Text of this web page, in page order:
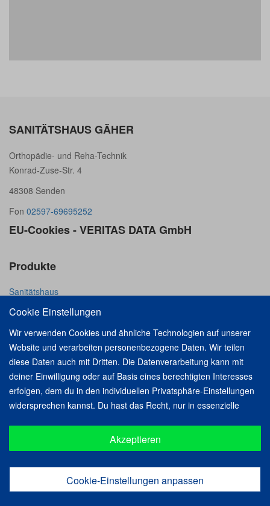
SANITÄTSHAUS GÄHER
Orthopädie- und Reha-Technik
Konrad-Zuse-Str. 4
48308 Senden
Fon 02597-69695252
EU-Cookies - VERITAS DATA GmbH
Cookie Einstellungen
Wir verwenden Cookies und ähnliche Technologien auf unserer
Website und verarbeiten personenbezogene Daten. Wir teilen
diese Daten auch mit Dritten. Die Datenverarbeitung kann mit
deiner Einwilligung oder auf Basis eines berechtigten Interesses
erfolgen, dem du in den individuellen Privatsphäre-Einstellungen
widersprechen kannst. Du hast das Recht, nur in essenzielle
Datenschutzerklärung zu einem späteren Zeitpunkt zu ändern
oder zu widerrufen.
Akzeptieren
Cookie-Einstellungen anpassen
Produkte
Sanitätshaus
Orthopädietechnik
Unternehmen
Über uns
Downloads
Unsere Filialen
Home Unternehmen Produkte
Unsere Filialen